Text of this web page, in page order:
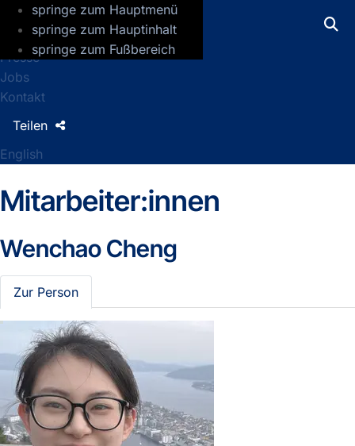
springe zum Hauptmenü
springe zum Hauptinhalt
springe zum Fußbereich
GFZ Helmholtz-Zentrum für
Presse
Jobs
Kontakt
English
Teilen
Mitarbeiter:innen
Wenchao Cheng
Zur Person